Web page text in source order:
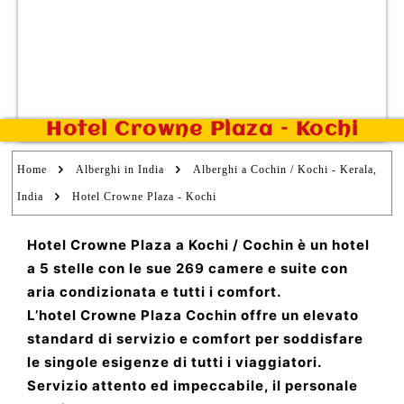
Hotel Crowne Plaza – Kochi
Home Alberghi in India Alberghi a Cochin / Kochi - Kerala,
India Hotel Crowne Plaza - Kochi
Hotel Crowne Plaza a Kochi / Cochin è un hotel
a 5 stelle con le sue 269 camere e suite con
aria condizionata e tutti i comfort.
L’hotel Crowne Plaza Cochin offre un elevato
standard di servizio e comfort per soddisfare
le singole esigenze di tutti i viaggiatori.
Servizio attento ed impeccabile, il personale